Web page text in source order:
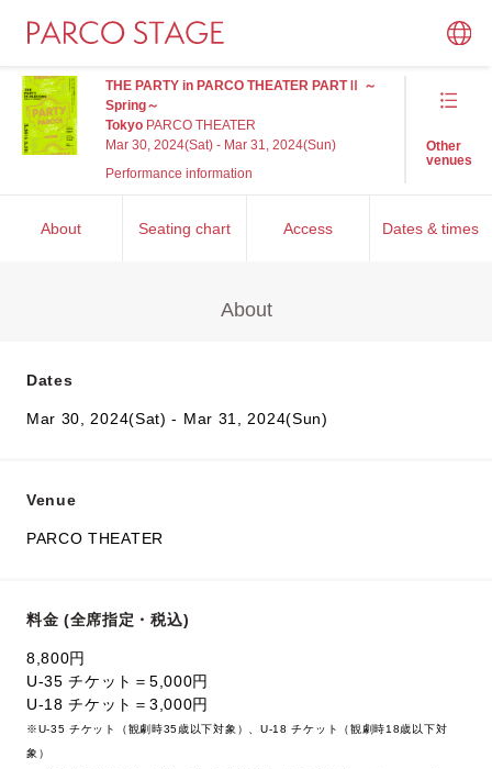
THE PARTY in PARCO THEATER PARTⅡ ～
Spring～
Tokyo PARCO THEATER
Mar 30, 2024(Sat) - Mar 31, 2024(Sun)
Performance information
Other
venues
About Seating chart Access Dates & times
About
Dates
Mar 30, 2024(Sat) - Mar 31, 2024(Sun)
Venue
PARCO THEATER
料金 (全席指定・税込)
8,800円
U-35 チケット＝5,000円
U-18 チケット＝3,000円
※U-35 チケット（観劇時35歳以下対象）、U-18 チケット（観劇時18歳以下対
象）